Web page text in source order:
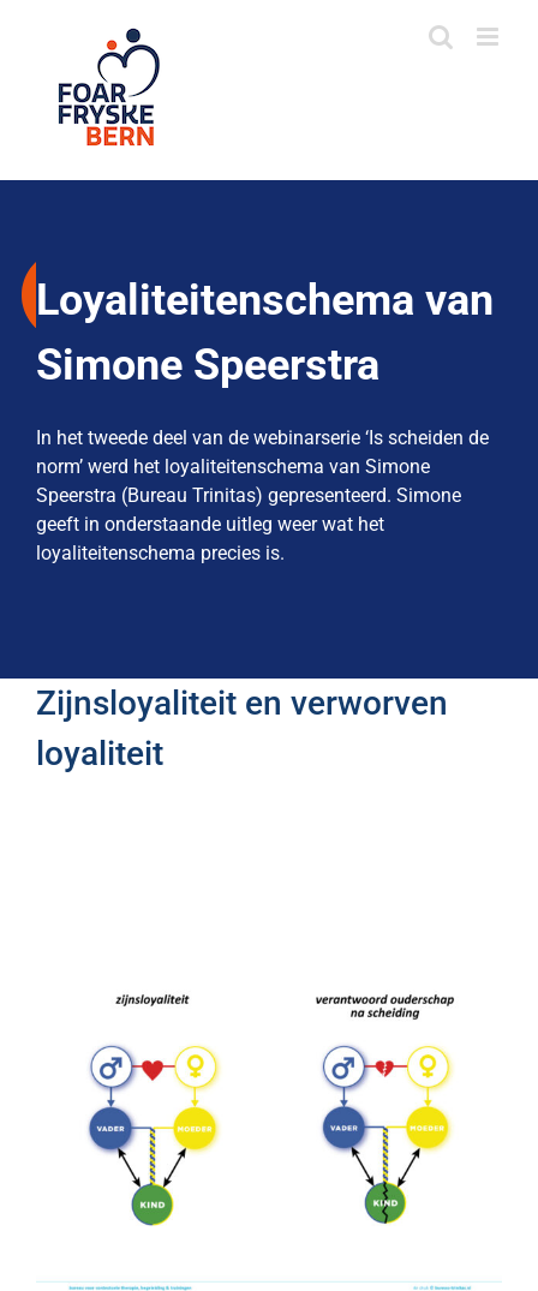
Loyaliteitenschema van
Simone Speerstra
In het tweede deel van de webinarserie ‘Is scheiden de
norm’ werd het loyaliteitenschema van Simone
Speerstra (Bureau Trinitas) gepresenteerd. Simone
geeft in onderstaande uitleg weer wat het
loyaliteitenschema precies is.
Zijnsloyaliteit en verworven
loyaliteit